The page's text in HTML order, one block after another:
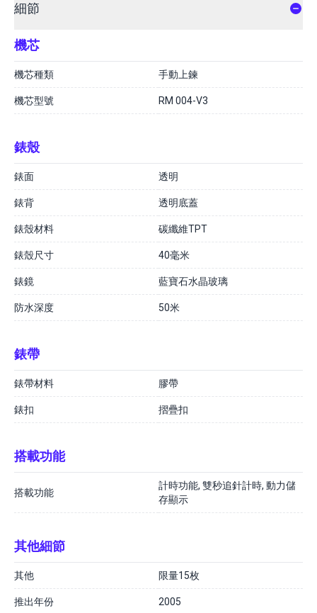
細節
機芯
機芯種類 手動上鍊
機芯型號 RM 004-V3
錶殼
錶面 透明
錶背 透明底蓋
錶殼材料 碳纖維TPT
錶殼尺寸 40毫米
錶鏡 藍寶石水晶玻璃
防水深度 50米
錶帶
錶帶材料 膠帶
錶扣 摺疊扣
搭載功能
搭載功能
計時功能, 雙秒追針計時, 動力儲
存顯示
其他細節
其他 限量15枚
推出年份 2005